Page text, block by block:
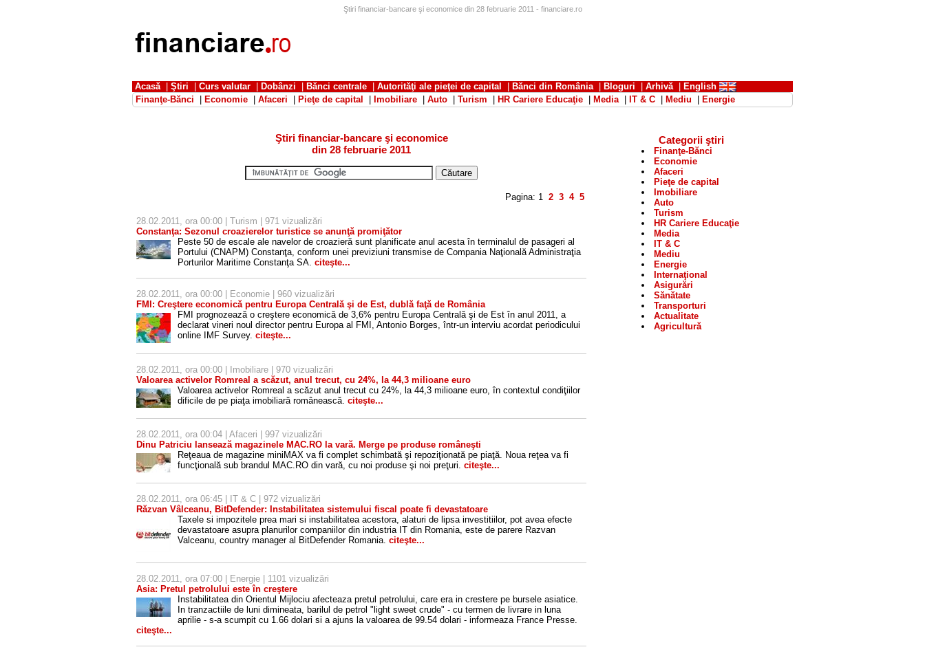
Ştiri financiar-bancare şi economice din 28 februarie 2011 - financiare.ro
Acasă| Ştiri Curs valutar Dobânzi Bănci centrale Autorităţi ale pieţei de capital Bănci din România| Bloguri Arhivă|
English
Finanţe-Bănci
Economie Afaceri Pieţe de capital Imobiliare Auto Turism HR Cariere Educaţie Media| IT & C Mediu Energie
Ştiri financiar-bancare şi economice
din 28 februarie 2011
Pagina: 1 2 3 4 5
28.02.2011, ora 00:00 | Turism | 971 vizualizări
Constanţa: Sezonul croazierelor turistice se anunţă promiţător
Peste 50 de escale ale navelor de croazieră sunt planificate anul acesta în terminalul de pasageri al
Portului (CNAPM) Constanţa, conform unei previziuni transmise de Compania Naţională Administraţia
Porturilor Maritime Constanţa SA. citeşte...
28.02.2011, ora 00:00 | Economie | 960 vizualizări
FMI: Creştere economică pentru Europa Centrală şi de Est, dublă faţă de România
FMI prognozează o creştere economică de 3,6% pentru Europa Centrală şi de Est în anul 2011, a
declarat vineri noul director pentru Europa al FMI, Antonio Borges, într-un interviu acordat periodicului
online IMF Survey. citeşte...
28.02.2011, ora 00:00 | Imobiliare | 970 vizualizări
Valoarea activelor Romreal a scăzut, anul trecut, cu 24%, la 44,3 milioane euro
Valoarea activelor Romreal a scăzut anul trecut cu 24%, la 44,3 milioane euro, în contextul condiţiilor
dificile de pe piaţa imobiliară românească. citeşte...
28.02.2011, ora 00:04 | Afaceri | 997 vizualizări
Dinu Patriciu lansează magazinele MAC.RO la vară. Merge pe produse româneşti
Reţeaua de magazine miniMAX va fi complet schimbată şi repoziţionată pe piaţă. Noua reţea va fi
funcţională sub brandul MAC.RO din vară, cu noi produse şi noi preţuri. citeşte...
28.02.2011, ora 06:45 | IT & C | 972 vizualizări
Răzvan Vâlceanu, BitDefender: Instabilitatea sistemului fiscal poate fi devastatoare
Taxele si impozitele prea mari si instabilitatea acestora, alaturi de lipsa investitiilor, pot avea efecte
devastatoare asupra planurilor companiilor din industria IT din Romania, este de parere Razvan
Valceanu, country manager al BitDefender Romania. citeşte...
28.02.2011, ora 07:00 | Energie | 1101 vizualizări
Asia: Pretul petrolului este în creştere
Instabilitatea din Orientul Mijlociu afecteaza pretul petrolului, care era in crestere pe bursele asiatice.
In tranzactiile de luni dimineata, barilul de petrol "light sweet crude" - cu termen de livrare in luna
aprilie - s-a scumpit cu 1.66 dolari si a ajuns la valoarea de 99.54 dolari - informeaza France Presse.
citeşte...
Categorii ştiri
Finanţe-Bănci
Economie
Afaceri
Pieţe de capital
Imobiliare
Auto
Turism
HR Cariere Educaţie
Media
IT & C
Mediu
Energie
Internaţional
Asigurări
Sănătate
Transporturi
Actualitate
Agricultură